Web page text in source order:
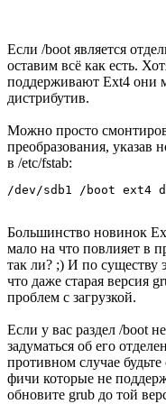
Если /boot является
оставим всё как есть.
поддерживают Ext4 они
дистрибутив.
Можно просто
преобразования, указав
в /etc/fstab:
/dev/sdb1 /boot ext4
Большинство новинок
мало на что повлияет в
так ли? ;) И по существу
что даже старая версия
проблем с загрузкой.
Если у вас раздел /boot
задуматься об его
противном случае
фичи которые не
обновите grub до той